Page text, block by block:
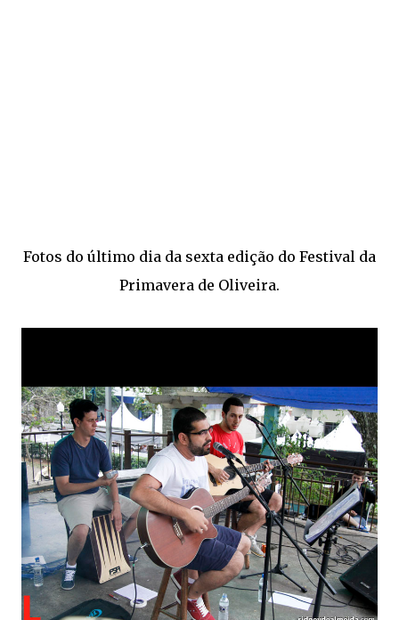
Fotos do último dia da sexta edição do Festival da
Primavera de Oliveira.